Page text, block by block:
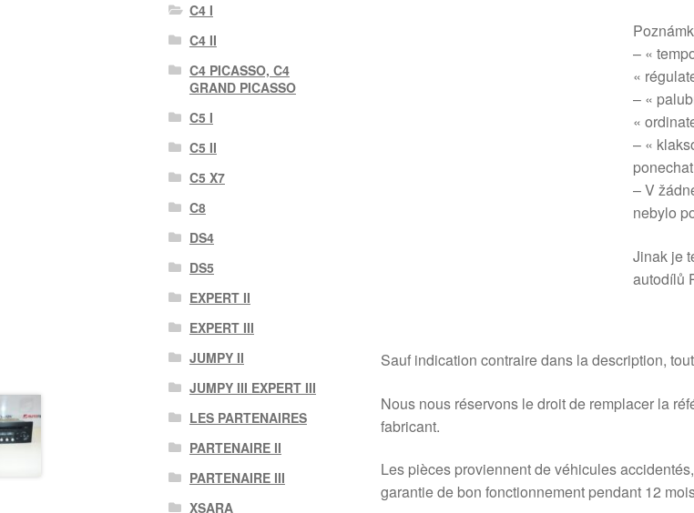
– «
«
– «
«
– «
– V
nebylo
Jinak je
autodílů
Sauf indication contraire dans la description,
Nous nous réservons le droit de remplacer la
fabricant.
Les pièces proviennent de véhicules
garantie de bon fonctionnement pendant 12
C4 I
C4 II
C4 PICASSO, C4
GRAND PICASSO
C5 I
C5 II
C5 X7
C8
DS4
DS5
EXPERT II
EXPERT III
JUMPY II
JUMPY III EXPERT III
LES PARTENAIRES
PARTENAIRE II
PARTENAIRE III
XSARA